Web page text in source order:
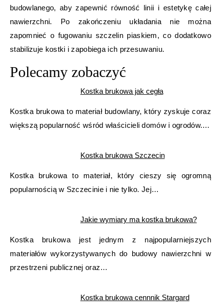
budowlanego, aby zapewnić równość linii i estetykę całej
nawierzchni. Po zakończeniu układania nie można
zapomnieć o fugowaniu szczelin piaskiem, co dodatkowo
stabilizuje kostki i zapobiega ich przesuwaniu.
Polecamy zobaczyć
Kostka brukowa jak cegła
Kostka brukowa to materiał budowlany, który zyskuje coraz
większą popularność wśród właścicieli domów i ogrodów.…
Kostka brukowa Szczecin
Kostka brukowa to materiał, który cieszy się ogromną
popularnością w Szczecinie i nie tylko. Jej…
Jakie wymiary ma kostka brukowa?
Kostka brukowa jest jednym z najpopularniejszych
materiałów wykorzystywanych do budowy nawierzchni w
przestrzeni publicznej oraz…
Kostka brukowa cennnik Stargard